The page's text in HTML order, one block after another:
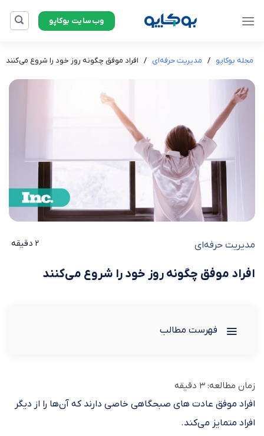
وب‌سایت بوکاپو
مجله بوکاپو / مدیریت حرفه‌ای / افراد موفق چگونه روز خود را شروع می‌کنند
مدیریت حرفه‌ای 2 دقیقه
افراد موفق چگونه روز خود را شروع می‌کنند
فهرست مطالب
زمان مطالعه: 3 دقیقه
افراد موفق عادت های صبحگاهی خاصی دارند که آن‌ها را از دیگر
افراد متمایز می‌کند.